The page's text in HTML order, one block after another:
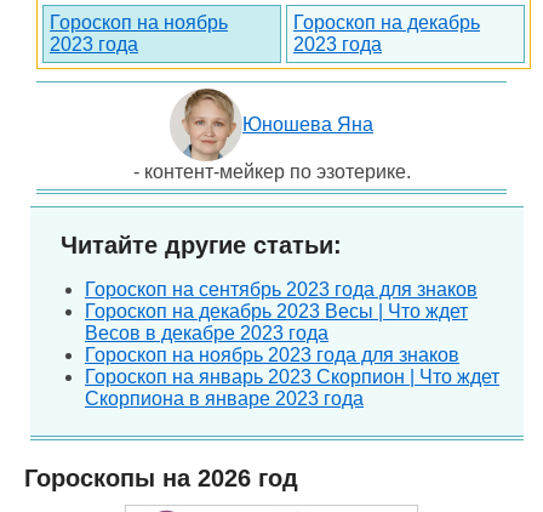
Гороскоп на ноябрь
2023 года
Гороскоп на декабрь
2023 года
Юношева Яна
- контент-мейкер по эзотерике.
Читайте другие статьи:
Гороскоп на сентябрь 2023 года для знаков
Гороскоп на декабрь 2023 Весы | Что ждет
Весов в декабре 2023 года
Гороскоп на ноябрь 2023 года для знаков
Гороскоп на январь 2023 Скорпион | Что ждет
Скорпиона в январе 2023 года
Гороскопы на 2026 год